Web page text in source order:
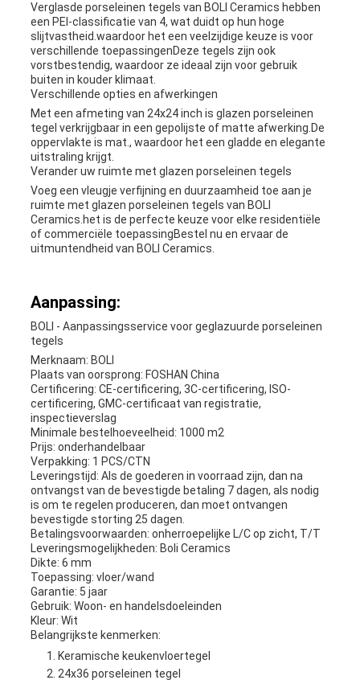
Verglasde porseleinen tegels van BOLI Ceramics hebben
een PEI-classificatie van 4, wat duidt op hun hoge
slijtvastheid.waardoor het een veelzijdige keuze is voor
verschillende toepassingenDeze tegels zijn ook
vorstbestendig, waardoor ze ideaal zijn voor gebruik
buiten in kouder klimaat.
Verschillende opties en afwerkingen
Met een afmeting van 24x24 inch is glazen porseleinen
tegel verkrijgbaar in een gepolijste of matte afwerking.De
oppervlakte is mat., waardoor het een gladde en elegante
uitstraling krijgt.
Verander uw ruimte met glazen porseleinen tegels
Voeg een vleugje verfijning en duurzaamheid toe aan je
ruimte met glazen porseleinen tegels van BOLI
Ceramics.het is de perfecte keuze voor elke residentiële
of commerciële toepassingBestel nu en ervaar de
uitmuntendheid van BOLI Ceramics.
Aanpassing:
BOLI - Aanpassingsservice voor geglazuurde porseleinen
tegels
Merknaam: BOLI
Plaats van oorsprong: FOSHAN China
Certificering: CE-certificering, 3C-certificering, ISO-
certificering, GMC-certificaat van registratie,
inspectieverslag
Minimale bestelhoeveelheid: 1000 m2
Prijs: onderhandelbaar
Verpakking: 1 PCS/CTN
Leveringstijd: Als de goederen in voorraad zijn, dan na
ontvangst van de bevestigde betaling 7 dagen, als nodig
is om te regelen produceren, dan moet ontvangen
bevestigde storting 25 dagen.
Betalingsvoorwaarden: onherroepelijke L/C op zicht, T/T
Leveringsmogelijkheden: Boli Ceramics
Dikte: 6 mm
Toepassing: vloer/wand
Garantie: 5 jaar
Gebruik: Woon- en handelsdoeleinden
Kleur: Wit
Belangrijkste kenmerken:
Keramische keukenvloertegel
24x36 porseleinen tegel